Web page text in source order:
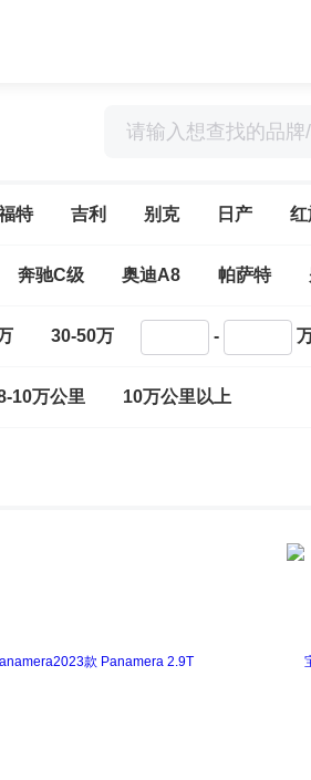
特 吉利 别克 日产 红
奔驰C级 奥迪A8 帕萨特
30-50万 -
10万公里 10万公里以上